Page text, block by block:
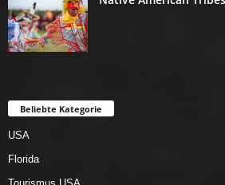
Beliebte Kategorie
USA
Florida